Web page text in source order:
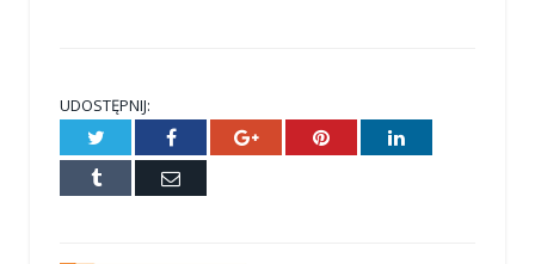
UDOSTĘPNIJ:
Twitter Facebook Google+ Pinterest LinkedIn
Tumblr
E-